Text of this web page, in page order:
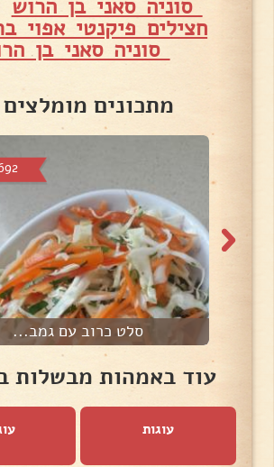
סוניה סאני בן הרוש
חצילים פיקנטי אפוי
סוניה סאני בן
מתכונים מומלצים
7,692
סלט כרוב עם גמב...
עוד באמהות מבשלות
עוגות